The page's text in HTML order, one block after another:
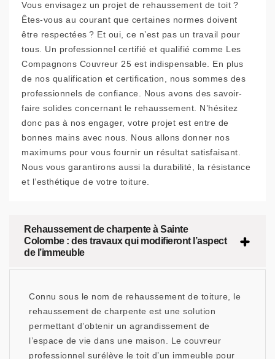
Vous envisagez un projet de rehaussement de toit ?
Êtes-vous au courant que certaines normes doivent
être respectées ? Et oui, ce n’est pas un travail pour
tous. Un professionnel certifié et qualifié comme Les
Compagnons Couvreur 25 est indispensable. En plus
de nos qualification et certification, nous sommes des
professionnels de confiance. Nous avons des savoir-
faire solides concernant le rehaussement. N’hésitez
donc pas à nos engager, votre projet est entre de
bonnes mains avec nous. Nous allons donner nos
maximums pour vous fournir un résultat satisfaisant.
Nous vous garantirons aussi la durabilité, la résistance
et l’esthétique de votre toiture.
Rehaussement de charpente à Sainte
Colombe : des travaux qui modifieront l’aspect
de l’immeuble
Connu sous le nom de rehaussement de toiture, le
rehaussement de charpente est une solution
permettant d’obtenir un agrandissement de
l’espace de vie dans une maison. Le couvreur
professionnel surélève le toit d’un immeuble pour